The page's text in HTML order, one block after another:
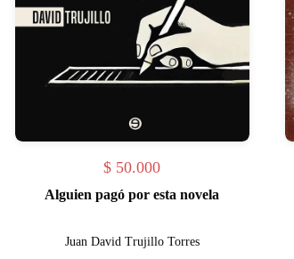
$ 50.000
Alguien pagó por esta novela
Juan David Trujillo Torres